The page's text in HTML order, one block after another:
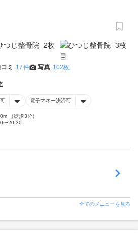
ミ 17件 写真 102枚
電子マネー決済可
（徒歩3分）
〜20:30
全てのメニューを見る